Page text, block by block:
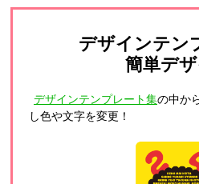
デザインテン
簡単デ
デザインテンプレート集の中か
し色や文字を変更！